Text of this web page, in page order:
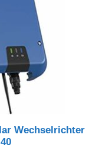
Wechselrichter